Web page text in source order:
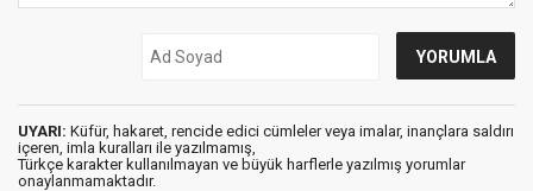
UYARI: Küfür, hakaret, rencide edici cümleler veya imalar, inançlara saldırı
içeren, imla kuralları ile yazılmamış,
Türkçe karakter kullanılmayan ve büyük harflerle yazılmış yorumlar
onaylanmamaktadır.